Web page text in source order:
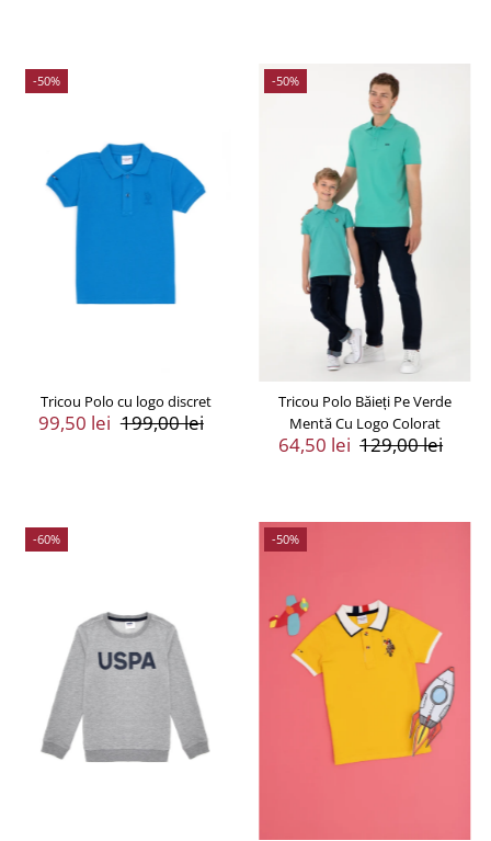
-50%
Tricou Polo cu logo discret
Preț
99,50 lei Preț
199,00 lei
-50%
Tricou Polo Băieți Pe Verde
Mentă Cu Logo Colorat
Preț
64,50 lei Preț
129,00 lei
-60% -50%